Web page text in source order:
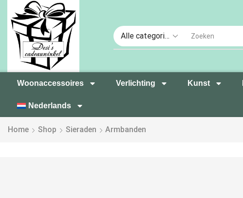
Woonaccessoires Verlichting Kunst
Nederlands
Home Shop Sieraden Armbanden